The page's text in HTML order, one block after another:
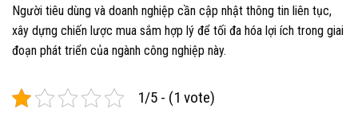
Người tiêu dùng và doanh nghiệp cần cập nhật thông tin liên tục,
xây dựng chiến lược mua sắm hợp lý để tối đa hóa lợi ích trong giai
đoạn phát triển của ngành công nghiệp này.
1/5 - (1 vote)